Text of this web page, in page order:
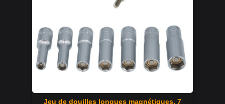
Jeu de douilles longues magnétiques, 7